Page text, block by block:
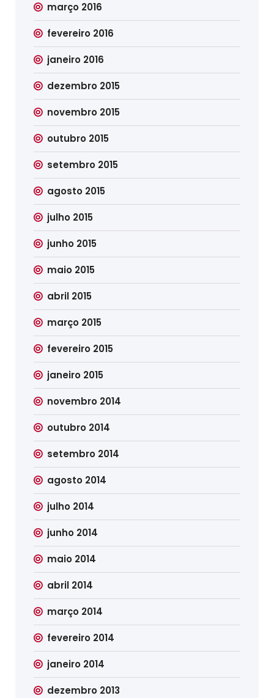
março 2016
fevereiro 2016
janeiro 2016
dezembro 2015
novembro 2015
outubro 2015
setembro 2015
agosto 2015
julho 2015
junho 2015
maio 2015
abril 2015
março 2015
fevereiro 2015
janeiro 2015
novembro 2014
outubro 2014
setembro 2014
agosto 2014
julho 2014
junho 2014
maio 2014
abril 2014
março 2014
fevereiro 2014
janeiro 2014
dezembro 2013